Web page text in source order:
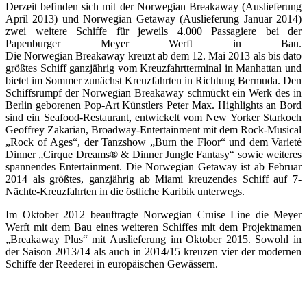
Derzeit befinden sich mit der Norwegian Breakaway (Auslieferung
April 2013) und Norwegian Getaway (Auslieferung Januar 2014)
zwei weitere Schiffe für jeweils 4.000 Passagiere bei der
Papenburger Meyer Werft in Bau.
Die Norwegian Breakaway kreuzt ab dem 12. Mai 2013 als bis dato
größtes Schiff ganzjährig vom Kreuzfahrtterminal in Manhattan und
bietet im Sommer zunächst Kreuzfahrten in Richtung Bermuda. Den
Schiffsrumpf der Norwegian Breakaway schmückt ein Werk des in
Berlin geborenen Pop-Art Künstlers Peter Max. Highlights an Bord
sind ein Seafood-Restaurant, entwickelt vom New Yorker Starkoch
Geoffrey Zakarian, Broadway-Entertainment mit dem Rock-Musical
„Rock of Ages“, der Tanzshow „Burn the Floor“ und dem Varieté
Dinner „Cirque Dreams® & Dinner Jungle Fantasy“ sowie weiteres
spannendes Entertainment. Die Norwegian Getaway ist ab Februar
2014 als größtes, ganzjährig ab Miami kreuzendes Schiff auf 7-
Nächte-Kreuzfahrten in die östliche Karibik unterwegs.
Im Oktober 2012 beauftragte Norwegian Cruise Line die Meyer
Werft mit dem Bau eines weiteren Schiffes mit dem Projektnamen
„Breakaway Plus“ mit Auslieferung im Oktober 2015. Sowohl in
der Saison 2013/14 als auch in 2014/15 kreuzen vier der modernen
Schiffe der Reederei in europäischen Gewässern.